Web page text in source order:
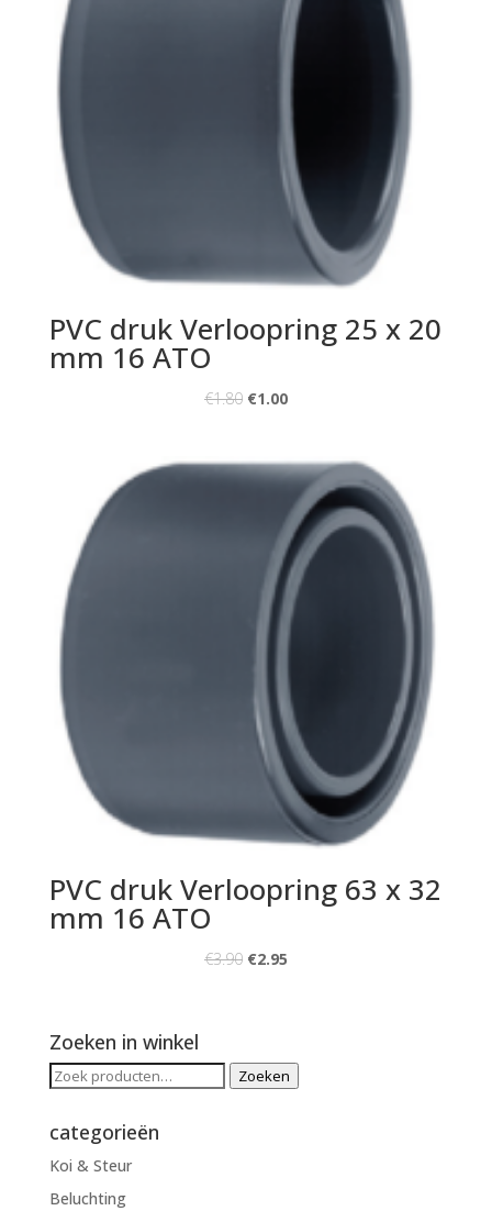
PVC druk Verloopring 25 x 20
mm 16 ATO
€1.80 €1.00
PVC druk Verloopring 63 x 32
mm 16 ATO
€3.90 €2.95
Zoeken in winkel
Zoeken
Zoeken
categorieën
Koi & Steur
Beluchting